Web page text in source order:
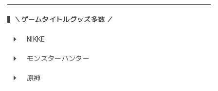
＼ゲームタイトルグッズ多数 ／
NIKKE
モンスターハンター
原神